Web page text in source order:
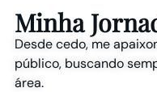
Minha
Desde cedo, me
público, buscando
área.